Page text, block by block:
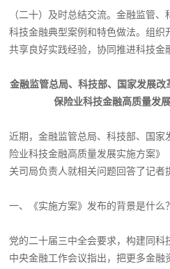
（二十）及时总结交流。金融监管
科技金融典型案例和特色做法。组
共享良好实践经验，协同推进科技金
金融监管总局、科技部、国家发展
保险业科技金融高质量发
近期，金融监管总局、科技部、国
险业科技金融高质量发展实施方案
关司局负责人就相关问题回答了记者
一、《实施方案》发布的背景是什么？
党的二十届三中全会要求，构建同科
中央金融工作会议指出，把更多金